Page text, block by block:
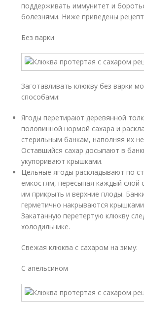
поддерживать иммунитет и
болезнями. Ниже приведены
Без варки
Заготавливать клюкву без варки
способами:
Ягоды перетирают деревянной
половинной нормой сахара и
стерильным банкам, наполняя их
Оставшийся сахар досыпают в
укупоривают крышками.
Цельные ягоды раскладывают по
емкостям, пересыпая каждый слой
им прикрыть и верхние плоды.
герметично накрываются
Закатанную перетертую клюкву
холодильнике.
Свежая клюква с сахаром на зиму:
С апельсином